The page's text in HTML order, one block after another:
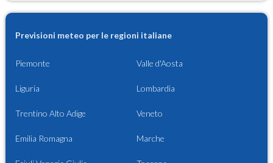
Previsioni meteo per le regioni italiane
Piemonte Valle d'Aosta
Liguria Lombardia
Trentino Alto Adige Veneto
Emilia Romagna Marche